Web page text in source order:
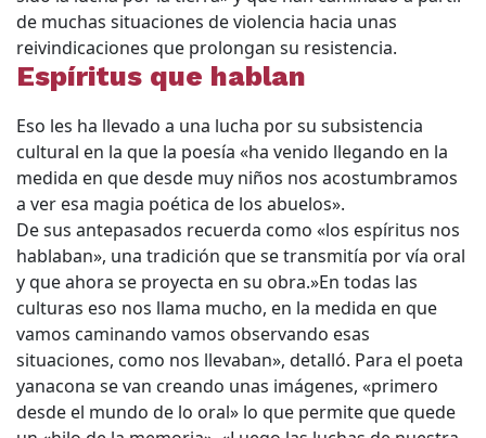
de muchas situaciones de violencia hacia unas
reivindicaciones que prolongan su resistencia.
Espíritus que hablan
Eso les ha llevado a una lucha por su subsistencia
cultural en la que la poesía «ha venido llegando en la
medida en que desde muy niños nos acostumbramos
a ver esa magia poética de los abuelos».
De sus antepasados recuerda como «los espíritus nos
hablaban», una tradición que se transmitía por vía oral
y que ahora se proyecta en su obra.»En todas las
culturas eso nos llama mucho, en la medida en que
vamos caminando vamos observando esas
situaciones, como nos llevaban», detalló. Para el poeta
yanacona se van creando unas imágenes, «primero
desde el mundo de lo oral» lo que permite que quede